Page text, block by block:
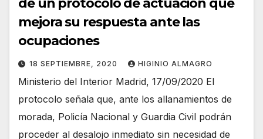
mejora su respuesta ante las
ocupaciones
18 SEPTIEMBRE, 2020 HIGINIO ALMAGRO
Ministerio del Interior Madrid, 17/09/2020 El
protocolo señala que, ante los allanamientos de
morada, Policía Nacional y Guardia Civil podrán
proceder al desalojo inmediato sin necesidad de